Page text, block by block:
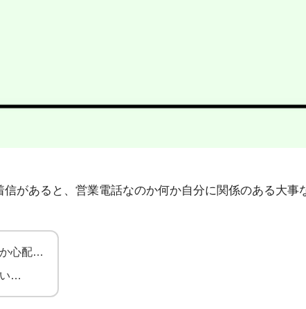
があると、営業電話なのか何か自分に関係のある大事
心配…
い…